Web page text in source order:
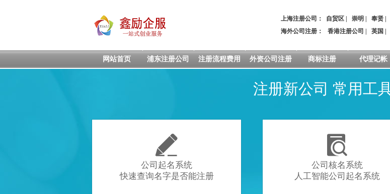
上海注册公司： 自贸区 崇明 奉贤
海外公司注册：
香港注册公司 英国
网站首页 浦东注册公司 注册流程费用 外资公司注册 商标注册 代理记帐
注册新公司 常用工

公司起名系统
快速查询名字是否能注册

公司核名系统
人工智能公司起名系统